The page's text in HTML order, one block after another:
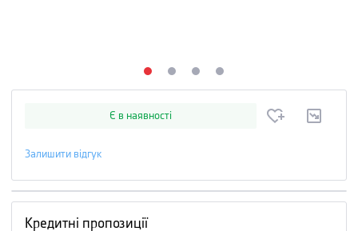
Є в наявності
Залишити відгук
Кредитні пропозиції